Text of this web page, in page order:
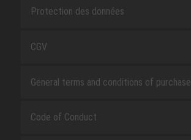
Protection des données
CGV
General terms and conditions of purchase
Code of Conduct